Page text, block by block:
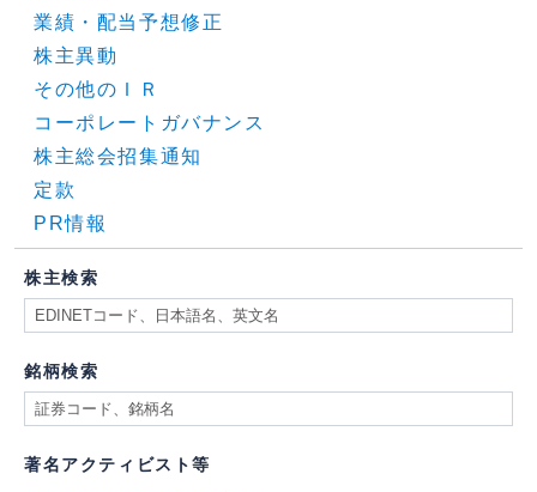
業績・配当予想修正
株主異動
その他のＩＲ
コーポレートガバナンス
株主総会招集通知
定款
PR情報
株主検索
銘柄検索
著名アクティビスト等